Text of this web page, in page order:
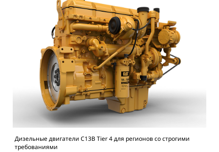
Дизельные двигатели C13B Tier 4 для регионов со строгими
требованиями